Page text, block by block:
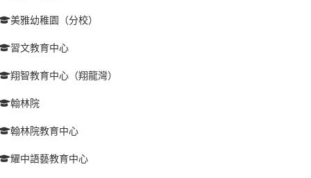
美雅幼稚園（分校）
習文教育中心
翔智教育中心（翔龍灣）
翰林院
翰林院教育中心
耀中語藝教育中心